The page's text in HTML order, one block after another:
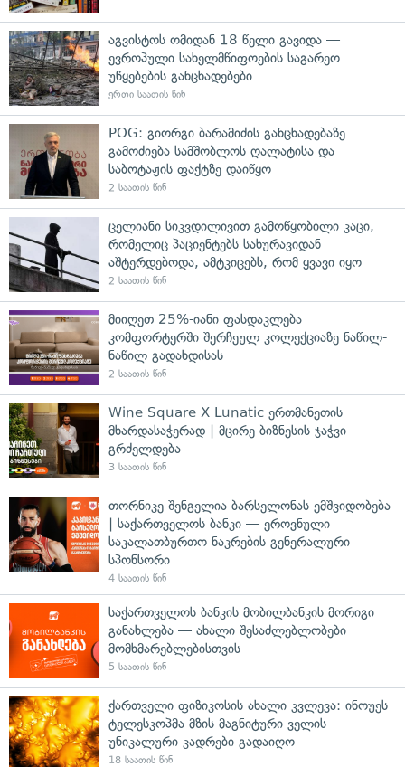
აგვისტოს ომიდან 18 წელი გავიდა —
ევროპული სახელმწიფოების საგარეო
უწყებების განცხადებები
ერთი საათის წინ
POG: გიორგი ბარამიძის განცხადებაზე
გამოძიება სამშობლოს ღალატისა და
საბოტაჟის ფაქტზე დაიწყო
2 საათის წინ
ცელიანი სიკვდილივით გამოწყობილი კაცი,
რომელიც პაციენტებს სახურავიდან
აშტერდებოდა, ამტკიცებს, რომ ყვავი იყო
2 საათის წინ
მიიღეთ 25%-იანი ფასდაკლება
კომფორტერში შერჩეულ კოლექციაზე ნაწილ-
ნაწილ გადახდისას
2 საათის წინ
Wine Square X Lunatic ერთმანეთის
მხარდასაჭერად | მცირე ბიზნესის ჯაჭვი
გრძელდება
3 საათის წინ
თორნიკე შენგელია ბარსელონას ემშვიდობება
| საქართველოს ბანკი — ეროვნული
საკალათბურთო ნაკრების გენერალური
სპონსორი
4 საათის წინ
საქართველოს ბანკის მობილბანკის მორიგი
განახლება — ახალი შესაძლებლობები
მომხმარებლებისთვის
5 საათის წინ
ქართველი ფიზიკოსის ახალი კვლევა: ინოუეს
ტელესკოპმა მზის მაგნიტური ველის
უნიკალური კადრები გადაიღო
18 საათის წინ